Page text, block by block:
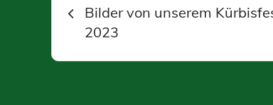
Bilder von unserem
2023